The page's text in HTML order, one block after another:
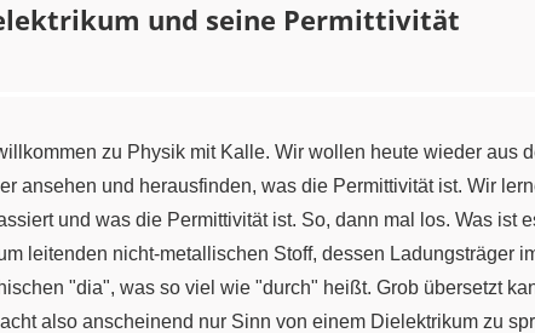
und seine Permittivität
zu Physik mit Kalle. Wir wollen heute wieder aus
ansehen und herausfinden, was die Permittivität ist. Wir
und was die Permittivität ist. So, dann mal los. Was ist
leitenden nicht-metallischen Stoff, dessen Ladungsträger
"dia", was so viel wie "durch" heißt. Grob übersetzt
also anscheinend nur Sinn von einem Dielektrikum zu